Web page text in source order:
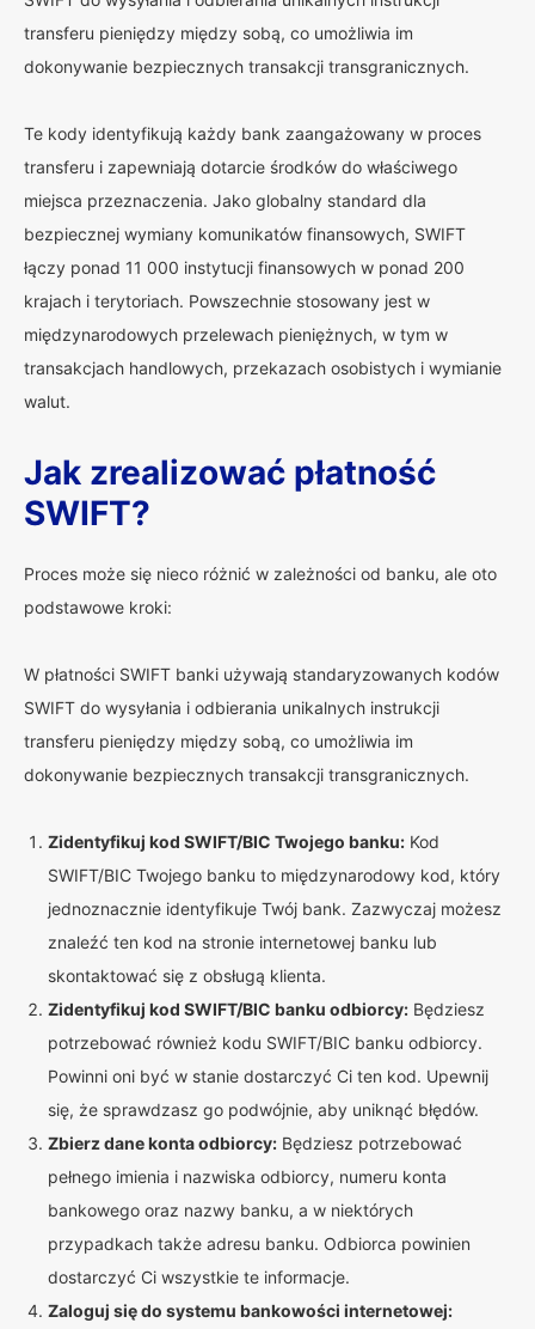
transferu pieniędzy między sobą, co umożliwia im
dokonywanie bezpiecznych transakcji transgranicznych.
Te kody identyfikują każdy bank zaangażowany w proces
transferu i zapewniają dotarcie środków do właściwego
miejsca przeznaczenia. Jako globalny standard dla
bezpiecznej wymiany komunikatów finansowych, SWIFT
łączy ponad 11 000 instytucji finansowych w ponad 200
krajach i terytoriach. Powszechnie stosowany jest w
międzynarodowych przelewach pieniężnych, w tym w
transakcjach handlowych, przekazach osobistych i wymianie
walut.
Jak zrealizować płatność
SWIFT?
Proces może się nieco różnić w zależności od banku, ale oto
podstawowe kroki:
W płatności SWIFT banki używają standaryzowanych kodów
SWIFT do wysyłania i odbierania unikalnych instrukcji
transferu pieniędzy między sobą, co umożliwia im
dokonywanie bezpiecznych transakcji transgranicznych.
Zidentyfikuj kod SWIFT/BIC Twojego banku: Kod
SWIFT/BIC Twojego banku to międzynarodowy kod, który
jednoznacznie identyfikuje Twój bank. Zazwyczaj możesz
znaleźć ten kod na stronie internetowej banku lub
skontaktować się z obsługą klienta.
Zidentyfikuj kod SWIFT/BIC banku odbiorcy: Będziesz
potrzebować również kodu SWIFT/BIC banku odbiorcy.
Powinni oni być w stanie dostarczyć Ci ten kod. Upewnij
się, że sprawdzasz go podwójnie, aby uniknąć błędów.
Zbierz dane konta odbiorcy: Będziesz potrzebować
pełnego imienia i nazwiska odbiorcy, numeru konta
bankowego oraz nazwy banku, a w niektórych
przypadkach także adresu banku. Odbiorca powinien
dostarczyć Ci wszystkie te informacje.
Zaloguj się do systemu bankowości internetowej: